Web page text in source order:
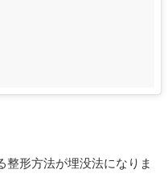
整形方法が埋没法になりま